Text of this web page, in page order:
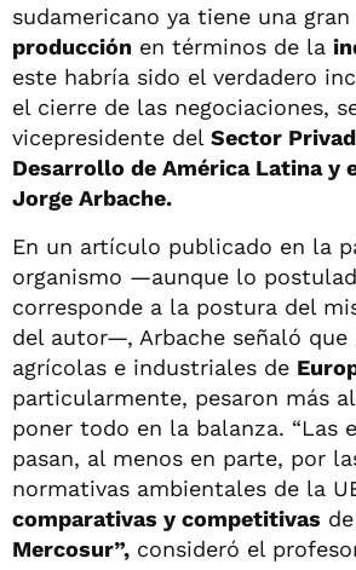
sudamericano ya tiene una gran
producción en términos de la
este habría sido el verdadero
el cierre de las negociaciones,
vicepresidente del Sector
Desarrollo de América Latina y
Jorge Arbache.
En un artículo publicado en la
organismo —aunque lo
corresponde a la postura del
del autor—, Arbache señaló que
agrícolas e industriales de
particularmente, pesaron más
poner todo en la balanza. “Las
pasan, al menos en parte, por
normativas ambientales de la
comparativas y competitivas
Mercosur”, consideró el